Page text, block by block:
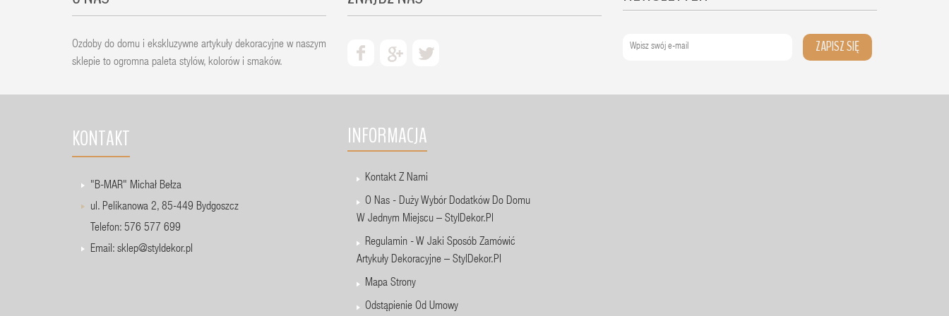
Ozdoby do domu i ekskluzywne artykuły dekoracyjne w naszym
sklepie to ogromna paleta stylów, kolorów i smaków.
ZAPISZ SIĘ
KONTAKT
"B-MAR" Michał Bełza
ul. Pelikanowa 2, 85-449 Bydgoszcz
Telefon: 576 577 699
Email: sklep@styldekor.pl
INFORMACJA
Kontakt Z Nami
O Nas - Duży Wybór Dodatków Do Domu
W Jednym Miejscu – StylDekor.pl
Regulamin - W Jaki Sposób Zamówić
Artykuły Dekoracyjne – StylDekor.pl
Mapa Strony
Odstąpienie Od Umowy